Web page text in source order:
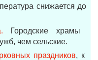
снижается до
Городские храмы
чем сельские.
праздников, к